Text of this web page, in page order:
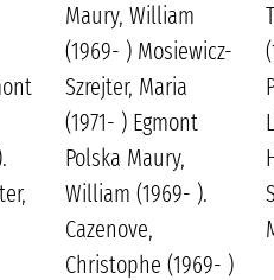
Maury, William
(1969- ) Mosiewicz-
Szrejter, Maria
(1971- ) Egmont
Polska Maury,
William (1969- ).
Cazenove,
Christophe (1969- )